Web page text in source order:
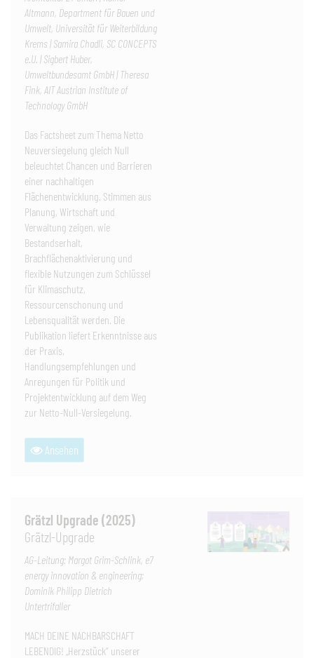
Altmann, Department für Bauen und
Umwelt, Universität für Weiterbildung
Krems | Samira Chadli, SC CONCEPTS
e.U. | Sigbert Huber,
Umweltbundesamt GmbH | Theresa
Fink, AIT Austrian Institute of
Technology GmbH
Das Factsheet zum Thema Netto
Neuversiegelung gleich Null
beleuchtet Chancen und Barrieren
einer nachhaltigen
Flächenentwicklung. Stimmen aus
Planung, Wirtschaft und
Verwaltung zeigen, wie
Bestandserhalt,
Brachflächenaktivierung und
flexible Nutzungen zum Schlüssel
für Klimaschutz,
Ressourcenschonung und
Lebensqualität werden. Die
Publikation liefert Erkenntnisse aus
der Praxis,
Handlungsempfehlungen und
Anregungen für Politik und
Projektentwicklung auf dem Weg
zur Netto-Null-Versiegelung.
Ansehen
Grätzl Upgrade (2025)
Grätzl-Upgrade
AG-Leitung: Margot Grim-Schlink, e7
energy innovation & engineering;
Dominik Philipp Dietrich
Untertrifaller
MACH DEINE NACHBARSCHAFT
LEBENDIG! „Herzstück“ unserer